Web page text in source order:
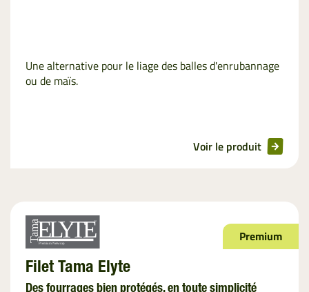
Une alternative pour le liage des balles d'enrubannage
ou de maïs.
Voir le produit
Premium
Filet Tama Elyte
Des fourrages bien protégés, en toute simplicité